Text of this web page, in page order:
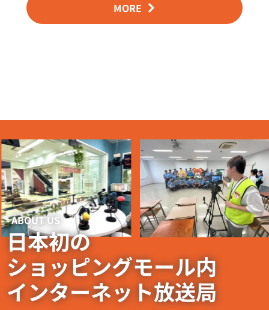
MORE
ABOUT US
日本初の
ショッピングモール内
インターネット放送局